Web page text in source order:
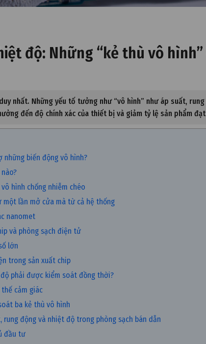
độ: Những “kẻ thù vô hình”
nhất. Những yếu tố tưởng như “vô hình” như áp suất,
đến độ chính xác của thiết bị và giảm tỷ lệ sản phẩm đạt
những biến động vô hình?
hình chống nhiễm chéo
một lần mở cửa mà từ cả hệ thống
nanomet
và phòng sạch điện tử
lớn
trong sản xuất chip
phải được kiểm soát đồng thời?
cảm giác
ba kẻ thù vô hình
động và nhiệt độ trong phòng sạch bán dẫn
đầu tư